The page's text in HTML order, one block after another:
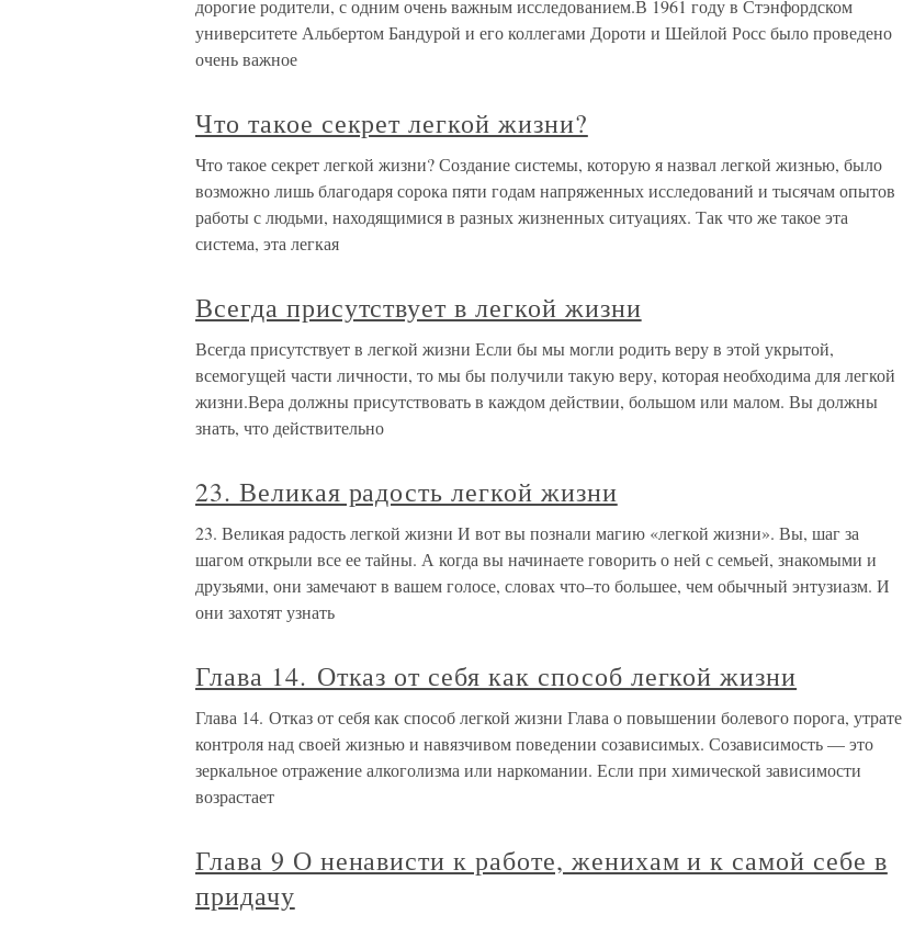
дорогие родители, с одним очень важным исследованием.В 1961 году в Стэнфордском
университете Альбертом Бандурой и его коллегами Дороти и Шейлой Росс было проведено
очень важное
Что такое секрет легкой жизни?
Что такое секрет легкой жизни? Создание системы, которую я назвал легкой жизнью, было
возможно лишь благодаря сорока пяти годам напряженных исследований и тысячам опытов
работы с людьми, находящимися в разных жизненных ситуациях. Так что же такое эта
система, эта легкая
Всегда присутствует в легкой жизни
Всегда присутствует в легкой жизни Если бы мы могли родить веру в этой укрытой,
всемогущей части личности, то мы бы получили такую веру, которая необходима для легкой
жизни.Вера должны присутствовать в каждом действии, большом или малом. Вы должны
знать, что действительно
23. Великая радость легкой жизни
23. Великая радость легкой жизни И вот вы познали магию «легкой жизни». Вы, шаг за
шагом открыли все ее тайны. А когда вы начинаете говорить о ней с семьей, знакомыми и
друзьями, они замечают в вашем голосе, словах что–то большее, чем обычный энтузиазм. И
они захотят узнать
Глава 14. Отказ от себя как способ легкой жизни
Глава 14. Отказ от себя как способ легкой жизни Глава о повышении болевого порога, утрате
контроля над своей жизнью и навязчивом поведении созависимых. Созависимость — это
зеркальное отражение алкоголизма или наркомании. Если при химической зависимости
возрастает
Глава 9 О ненависти к работе, женихам и к самой себе в
придачу